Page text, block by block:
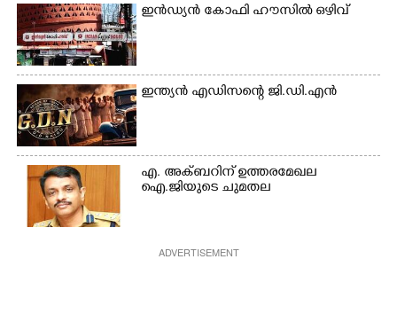
ഇൻഡ്യൻ കോഫി ഹൗസിൽ ഒഴിവ്
ഇന്ത്യൻ എഡിസന്റെ ജി.ഡി.എൻ
എ. അക്ബറിന് ഉത്തരമേഖല
ഐ.ജിയുടെ ചുമതല
ADVERTISEMENT